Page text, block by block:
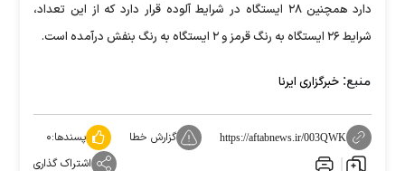
دارد همچنین ۲۸ ایستگاه در شرایط آلوده قرار دارد که از این تعداد،
شرایط ۲۶ ایستگاه به رنگ قرمز و ۲ ایستگاه به رنگ بنفش درآمده است.
منبع: خبرگزاری ایرنا
https://aftabnews.ir/003QWK گزارش خطا پسندها:۰
اشتراک گذاری